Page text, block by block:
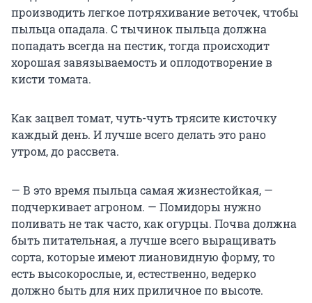
производить легкое потряхивание веточек, чтобы
пыльца опадала. С тычинок пыльца должна
попадать всегда на пестик, тогда происходит
хорошая завязываемость и оплодотворение в
кисти томата.
Как зацвел томат, чуть-чуть трясите кисточку
каждый день. И лучше всего делать это рано
утром, до рассвета.
— В это время пыльца самая жизнестойкая, —
подчеркивает агроном. — Помидоры нужно
поливать не так часто, как огурцы. Почва должна
быть питательная, а лучше всего выращивать
сорта, которые имеют лиановидную форму, то
есть высокорослые, и, естественно, ведерко
должно быть для них приличное по высоте.